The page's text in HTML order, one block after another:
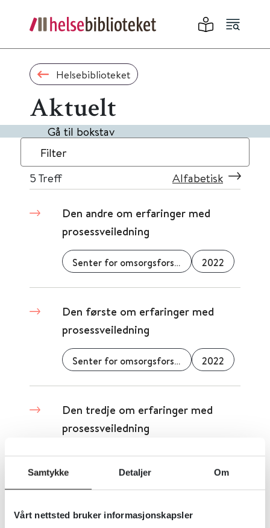
Samtykke Detaljer Om
Vårt nettsted bruker informasjonskapsler
Helsebiblioteket
Aktuelt
Gå til bokstav
Filter
5 Treff Alfabetisk
Den andre om erfaringer med
prosessveiledning
Senter for omsorgsforskning 2022
Den første om erfaringer med
prosessveiledning
Senter for omsorgsforskning 2022
Den tredje om erfaringer med
prosessveiledning
Senter for omsorgsforskning 2022
Disse menneskene får for lite